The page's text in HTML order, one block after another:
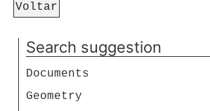
Voltar
Search suggestion
Documents
Geometry